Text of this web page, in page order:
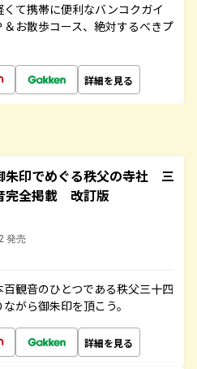
て携帯に便利なバンコクガイ
お散歩コース、絶対するべきプ
詳細を見る
印でめぐる秩父の寺社 三
完全掲載 改訂版
発売
観音のひとつである秩父三十四
がら御朱印を頂こう。
詳細を見る